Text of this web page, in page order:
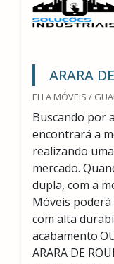
ARARA
ELLA MÓVEIS /
Buscando por
encontrará a
realizando
mercado.
dupla, com a
Móveis
com alta
ARARA DE